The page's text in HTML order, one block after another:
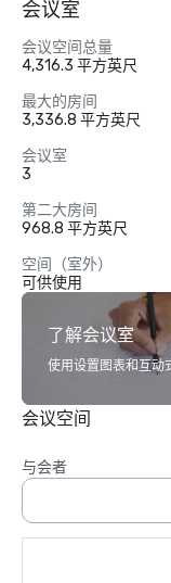
会议室
会议空间总量
4,316.3 平方英尺
最大的房间
3,336.8 平方英尺
会议室
3
第二大房间
968.8 平方英尺
空间（室外）
可供使用
了解会议室
使用设置图表和互动
会议空间
与会者